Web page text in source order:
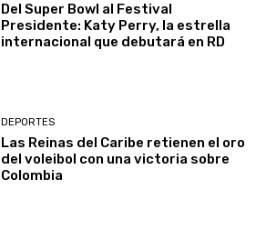
Del Super Bowl al Festival
Presidente: Katy Perry, la estrella
internacional que debutará en RD
DEPORTES
Las Reinas del Caribe retienen el oro
del voleibol con una victoria sobre
Colombia